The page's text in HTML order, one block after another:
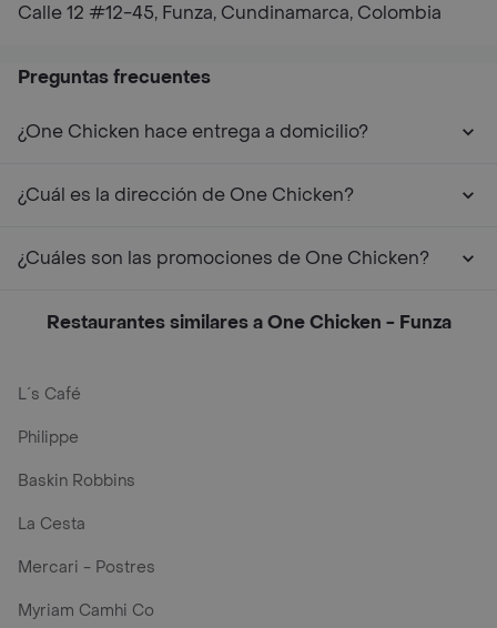
Calle 12 #12-45, Funza, Cundinamarca, Colombia
Preguntas frecuentes
¿One Chicken hace entrega a domicilio?
¿Cuál es la dirección de One Chicken?
¿Cuáles son las promociones de One Chicken?
Restaurantes similares a One Chicken - Funza
L´s Café
Philippe
Baskin Robbins
La Cesta
Mercari - Postres
Myriam Camhi Co